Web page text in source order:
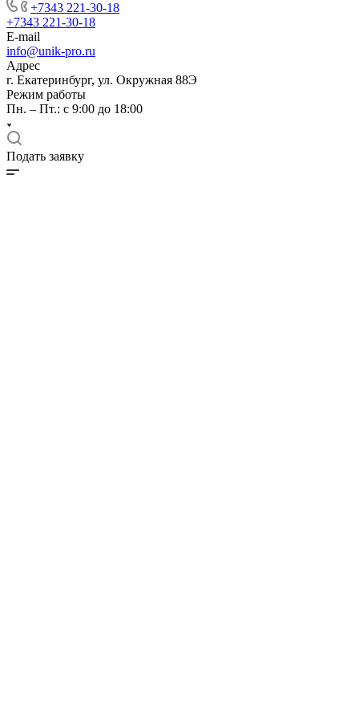
+7343 221-30-18
+7343 221-30-18
E-mail
info@unik-pro.ru
Адрес
г. Екатеринбург, ул. Окружная 88Э
Режим работы
Пн. – Пт.: с 9:00 до 18:00
Подать заявку